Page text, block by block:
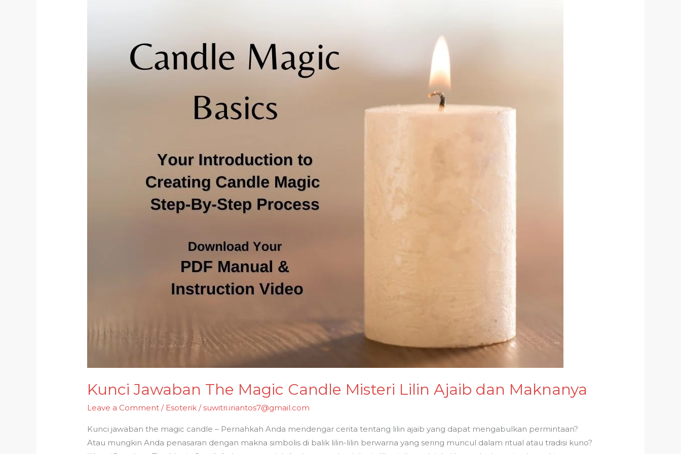
Kunci Jawaban The Magic Candle Misteri Lilin Ajaib dan Maknanya
Leave a Comment / Esoterik /suwitri.iriantos7@gmail.com
Kunci jawaban the magic candle – Pernahkah Anda mendengar cerita tentang lilin ajaib yang dapat mengabulkan permintaan?
Atau mungkin Anda penasaran dengan makna simbolis di balik lilin-lilin berwarna yang sering muncul dalam ritual atau tradisi kuno?